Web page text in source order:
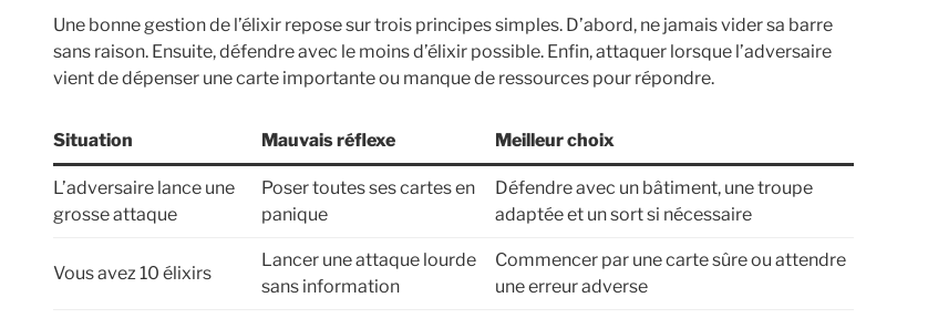
Une bonne gestion de l’élixir repose sur trois principes simples. D’abord, ne jamais vider sa barre
sans raison. Ensuite, défendre avec le moins d’élixir possible. Enfin, attaquer lorsque l’adversaire
vient de dépenser une carte importante ou manque de ressources pour répondre.
Situation Mauvais réflexe Meilleur choix
L’adversaire lance une
grosse attaque
Poser toutes ses cartes en
panique
Défendre avec un bâtiment, une troupe
adaptée et un sort si nécessaire
Vous avez 10 élixirs
Lancer une attaque lourde
sans information
Commencer par une carte sûre ou attendre
une erreur adverse